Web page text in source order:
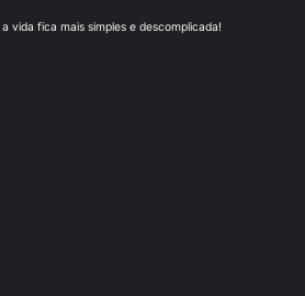
vida fica mais simples e descomplicada!